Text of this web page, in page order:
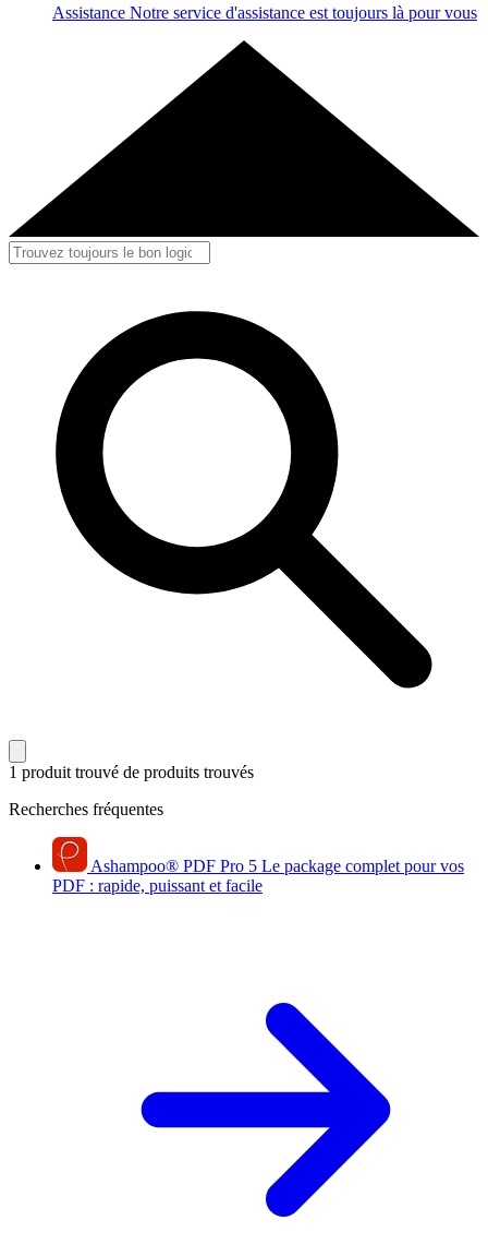
Assistance Notre service d'assistance est toujours là pour vous
1 produit trouvé de produits trouvés
Recherches fréquentes
Ashampoo® PDF Pro 5 Le package complet pour vos
PDF : rapide, puissant et facile